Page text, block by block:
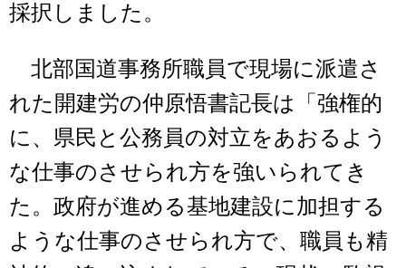
採択しました。
北部国道事務所職員で現場に派遣さ
れた開建労の仲原悟書記長は「強権的
に、県民と公務員の対立をあおるよう
な仕事のさせられ方を強いられてき
た。政府が進める基地建設に加担する
ような仕事のさせられ方で、職員も精